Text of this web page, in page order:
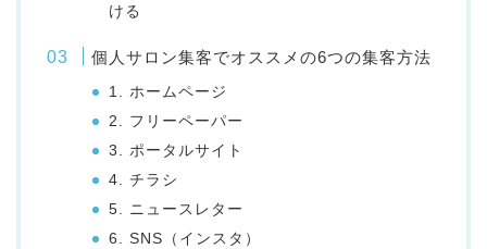
ける
個人サロン集客でオススメの6つの集客方法
1. ホームページ
2. フリーペーパー
3. ポータルサイト
4. チラシ
5. ニュースレター
6. SNS（インスタ）